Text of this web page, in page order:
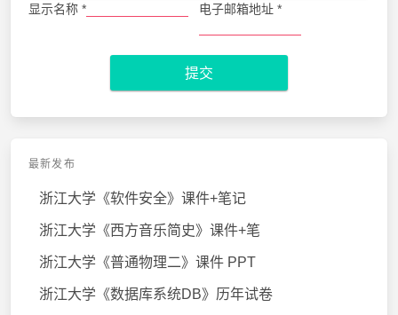
显示名称 * 电子邮箱地址 *
提交
最新发布
浙江大学《软件安全》课件+笔记
浙江大学《西方音乐简史》课件+笔
浙江大学《普通物理二》课件 PPT
浙江大学《数据库系统DB》历年试卷